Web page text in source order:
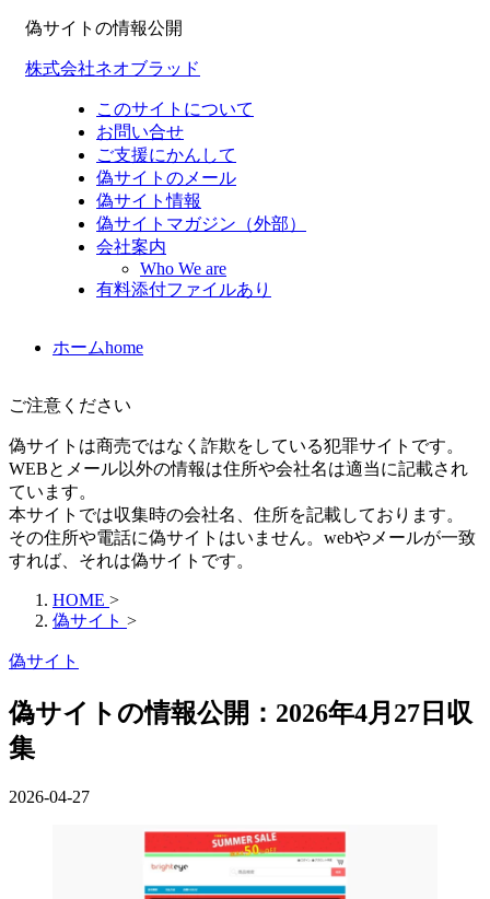
偽サイトの情報公開
株式会社ネオブラッド
このサイトについて
お問い合せ
ご支援にかんして
偽サイトのメール
偽サイト情報
偽サイトマガジン（外部）
会社案内
Who We are
有料添付ファイルあり
ホームhome
ご注意ください
偽サイトは商売ではなく詐欺をしている犯罪サイトです。
WEBとメール以外の情報は住所や会社名は適当に記載され
ています。
本サイトでは収集時の会社名、住所を記載しております。
その住所や電話に偽サイトはいません。webやメールが一致
すれば、それは偽サイトです。
HOME >
偽サイト >
偽サイト
偽サイトの情報公開：2026年4月27日収
集
2026-04-27